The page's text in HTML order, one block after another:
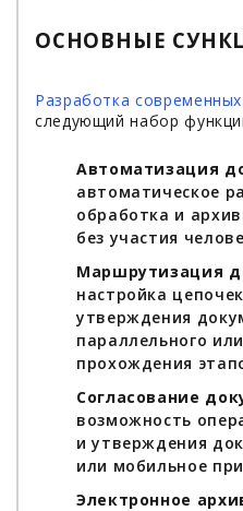
ОСНОВНЫЕ
Разработка
следующий набор
Автоматизация
автоматическое
обработка и
без участия
Маршрутизация
настройка
утверждения
параллельного
прохождения
Согласование
возможность
и утверждения
или мобильное
Электронное